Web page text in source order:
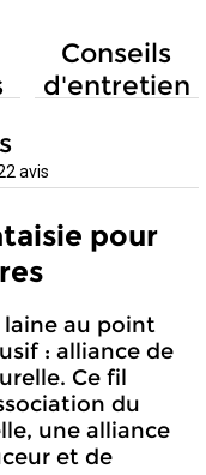
pour
au point
: alliance de
Ce fil
du
une alliance
et de
Conseils
d'entretien
avis